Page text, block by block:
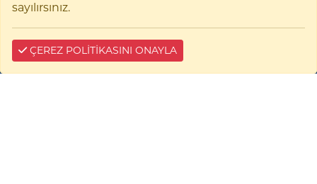
sayılırsınız.
ÇEREZ POLİTİKASINI ONAYLA